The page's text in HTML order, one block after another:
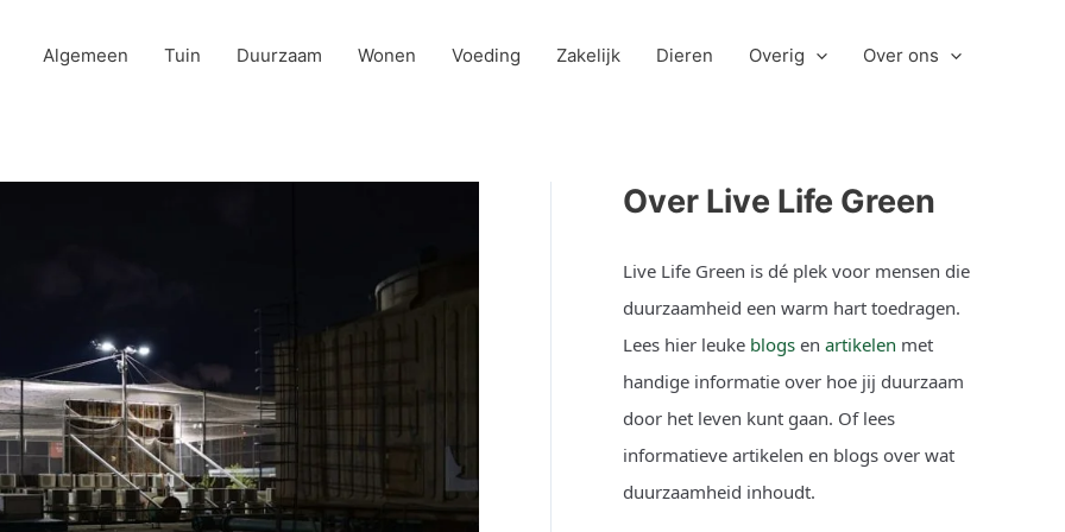
Algemeen Tuin Duurzaam Wonen Voeding Zakelijk Dieren Overig Over ons
Over Live Life Green
Live Life Green is dé plek voor mensen die
duurzaamheid een warm hart toedragen.
Lees hier leuke blogs en artikelen met
handige informatie over hoe jij duurzaam
door het leven kunt gaan. Of lees
informatieve artikelen en blogs over wat
duurzaamheid inhoudt.